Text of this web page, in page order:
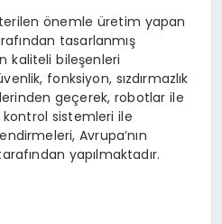
önemle üretim yapan
tasarlanmış
kaliteli bileşenleri
fonksiyon, sızdırmazlık
geçerek, robotlar ile
kontrol sistemleri ile
Avrupa’nın
yapılmaktadır.